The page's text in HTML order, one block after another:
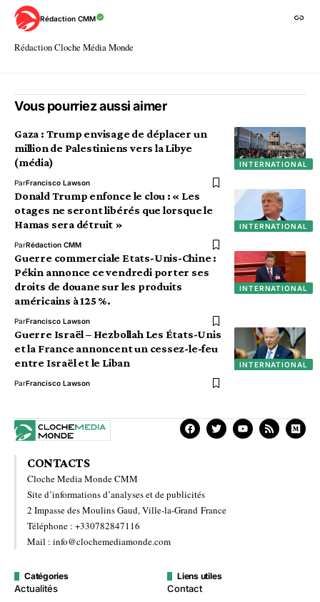
Rédaction CMM
Rédaction Cloche Média Monde
Vous pourriez aussi aimer
INTERNATIONAL
Gaza : Trump envisage de déplacer un
million de Palestiniens vers la Libye
(média)
ParFrancisco Lawson
INTERNATIONAL
Donald Trump enfonce le clou : « Les
otages ne seront libérés que lorsque le
Hamas sera détruit »
ParRédaction CMM
INTERNATIONAL
Guerre commerciale Etats-Unis-Chine :
Pékin annonce ce vendredi porter ses
droits de douane sur les produits
américains à 125 %.
ParFrancisco Lawson
INTERNATIONAL
Guerre Israël – Hezbollah Les États-Unis
et la France annoncent un cessez-le-feu
entre Israël et le Liban
ParFrancisco Lawson
CONTACTS
Cloche Media Monde CMM
Site d’informations d’analyses et de publicités
2 Impasse des Moulins Gaud, Ville-la-Grand France
Téléphone : +330782847116
Mail : info@clochemediamonde.com
Catégories
Actualités
Liens utiles
Contact